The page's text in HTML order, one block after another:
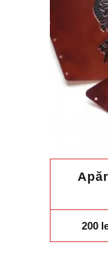
200